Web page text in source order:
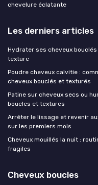
chevelure éclatante
Les derniers articles
Hydrater ses cheveux
texture
Poudre cheveux calvitie :
cheveux bouclés et texturés
Patine sur cheveux secs ou
boucles et textures
Arrêter le lissage et revenir
sur les premiers mois
Cheveux mouillés la nuit :
fragiles
Cheveux boucles